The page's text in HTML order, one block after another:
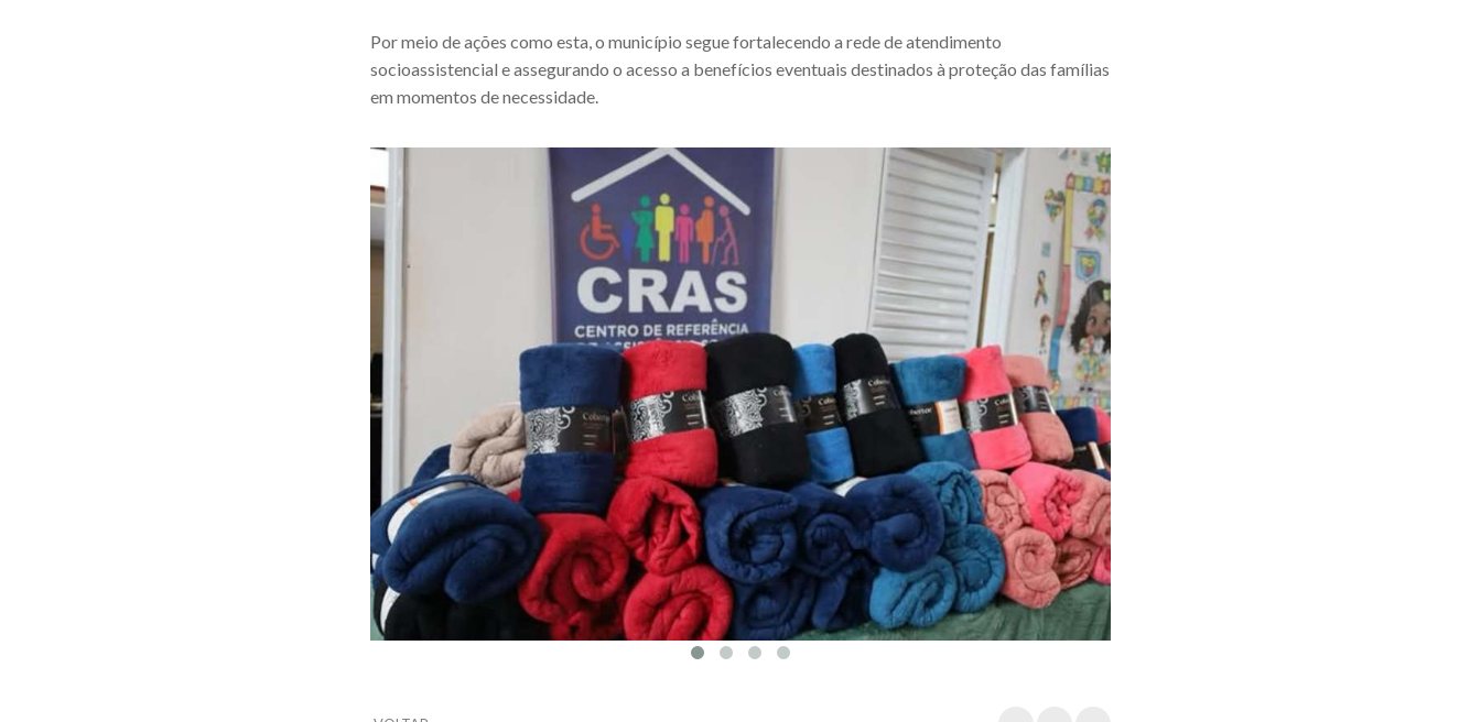
Por meio de ações como esta, o município segue fortalecendo a rede de atendimento
socioassistencial e assegurando o acesso a benefícios eventuais destinados à proteção das famílias
em momentos de necessidade.